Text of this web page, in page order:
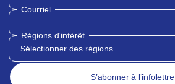
Courriel
Régions d'intérêt
Sélectionner des régions
S’abonner à l’infolettre